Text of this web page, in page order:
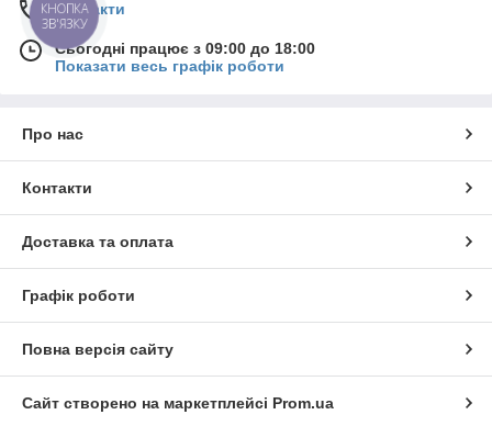
Контакти
Сьогодні працює з 09:00 до 18:00
Показати весь графік роботи
Про нас
Контакти
Доставка та оплата
Графік роботи
Повна версія сайту
Сайт створено на маркетплейсі Prom.ua
КНОПКА
ЗВ'ЯЗКУ